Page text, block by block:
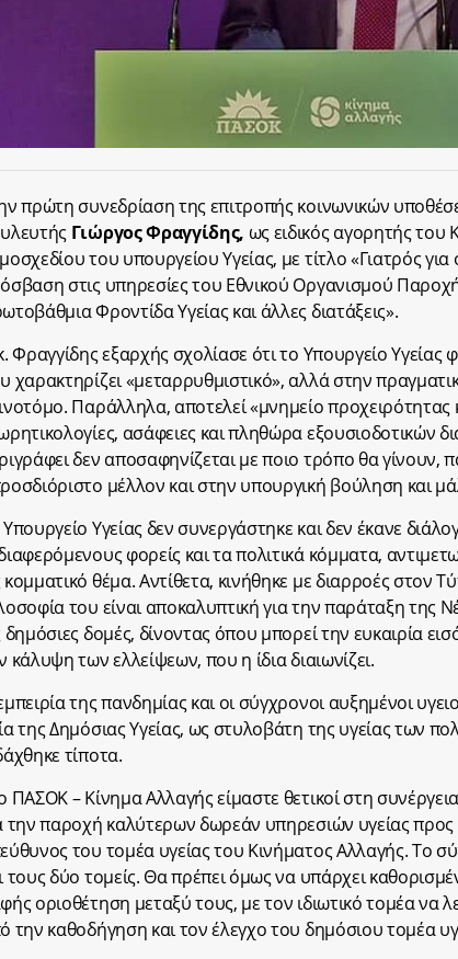
πρώτη συνεδρίαση της επιτροπής κοινωνικών
Γιώργος Φραγγίδης, ως ειδικός αγορητής του
του υπουργείου Υγείας, με τίτλο «Γιατρός για
στις υπηρεσίες του Εθνικού Οργανισμού
Φροντίδα Υγείας και άλλες διατάξεις».
Φραγγίδης εξαρχής σχολίασε ότι το Υπουργείο Υγείας
χαρακτηρίζει «μεταρρυθμιστικό», αλλά στην
Παράλληλα, αποτελεί «μνημείο προχειρότητας
ασάφειες και πληθώρα εξουσιοδοτικών
δεν αποσαφηνίζεται με ποιο τρόπο θα γίνουν,
μέλλον και στην υπουργική βούληση και
Υγείας δεν συνεργάστηκε και δεν έκανε
φορείς και τα πολιτικά κόμματα,
θέμα. Αντίθετα, κινήθηκε με διαρροές στον
του είναι αποκαλυπτική για την παράταξη της
δημόσιες δομές, δίνοντας όπου μπορεί την ευκαιρία
κάλυψη των ελλείψεων, που η ίδια διαιωνίζει.
της πανδημίας και οι σύγχρονοι αυξημένοι
της Δημόσιας Υγείας, ως στυλοβάτη της υγείας των
τίποτα.
ΠΑΣΟΚ – Κίνημα Αλλαγής είμαστε θετικοί στη
την παροχή καλύτερων δωρεάν υπηρεσιών υγείας προς
του τομέα υγείας του Κινήματος Αλλαγής. Το
τους δύο τομείς. Θα πρέπει όμως να υπάρχει
οριοθέτηση μεταξύ τους, με τον ιδιωτικό τομέα να
την καθοδήγηση και τον έλεγχο του δημόσιου τομέα